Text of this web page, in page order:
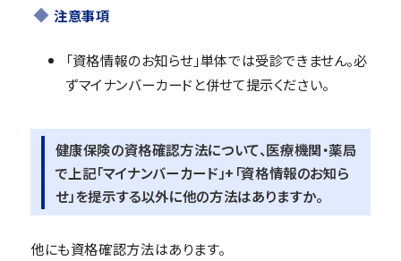
注意事項
「資格情報のお知らせ」単体では受診できません。必
ずマイナンバーカードと併せて提示ください。
健康保険の資格確認方法について、医療機関・薬局
で上記「マイナンバーカード」+「資格情報のお知ら
せ」を提示する以外に他の方法はありますか。
他にも資格確認方法はあります。